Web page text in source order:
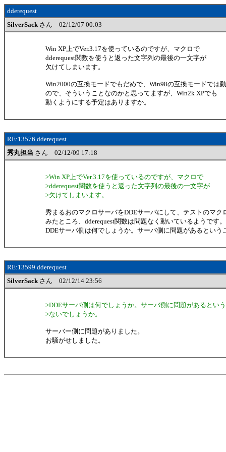
dderequest
SilverSack さん 02/12/07 00:03
Win XP上でVer.3.17を使っているのですが、マクロで
dderequest関数を使うと返った文字列の最後の一文字が
欠けてしまいます。
Win2000の互換モードでもだめで、Win98の互換モードでは動
ので、そういうことなのかと思ってますが、Win2k XPでも
動くようにする予定はありますか。
RE:13576 dderequest
秀丸担当 さん 02/12/09 17:18
>Win XP上でVer.3.17を使っているのですが、マクロで
>dderequest関数を使うと返った文字列の最後の一文字が
>欠けてしまいます。
秀まるおのマクロサーバをDDEサーバにして、テストのマク
みたところ、dderequest関数は問題なく動いているようです。
DDEサーバ側は何でしょうか。サーバ側に問題があるという
RE:13599 dderequest
SilverSack さん 02/12/14 23:56
>DDEサーバ側は何でしょうか。サーバ側に問題があるとい
>ないでしょうか。
サーバー側に問題がありました。
お騒がせしました。